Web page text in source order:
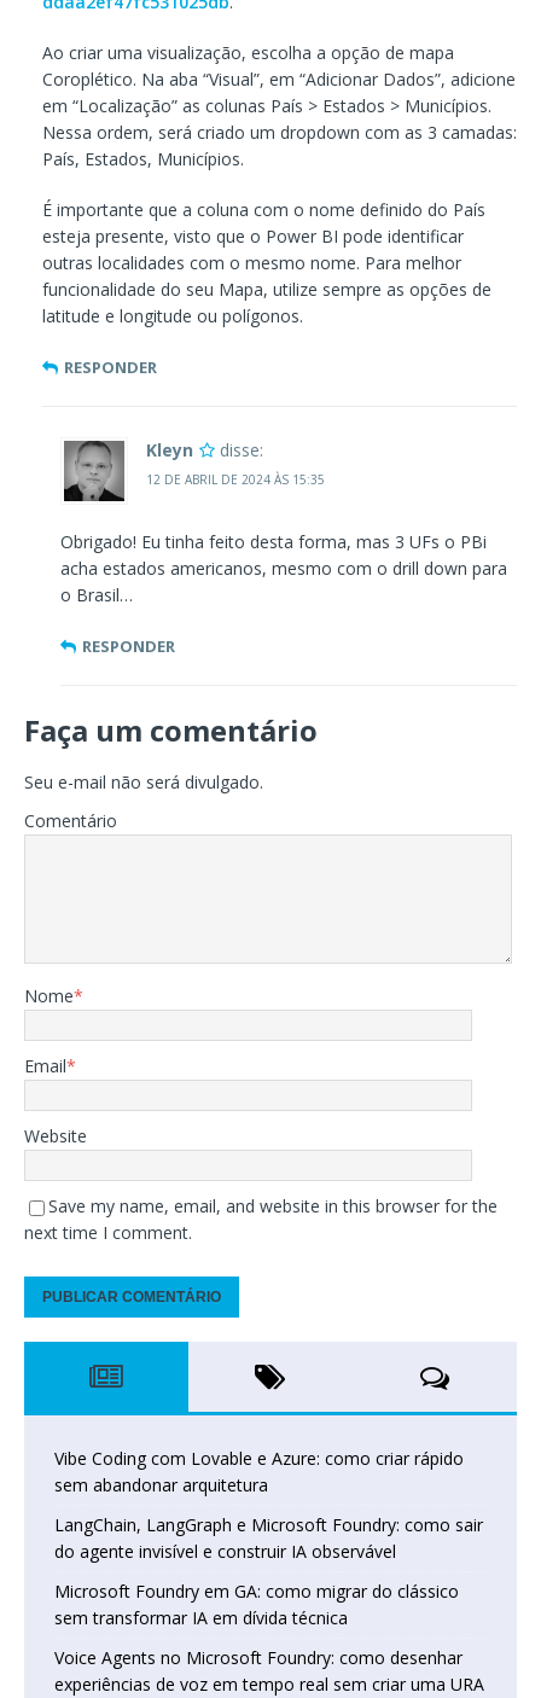
Ao criar uma visualização, escolha a opção de mapa
Coroplético. Na aba “Visual”, em “Adicionar Dados”, adicione
em “Localização” as colunas País > Estados > Municípios.
Nessa ordem, será criado um dropdown com as 3 camadas:
País, Estados, Municípios.
É importante que a coluna com o nome definido do País
esteja presente, visto que o Power BI pode identificar
outras localidades com o mesmo nome. Para melhor
funcionalidade do seu Mapa, utilize sempre as opções de
latitude e longitude ou polígonos.
RESPONDER
Kleyn disse:
12 DE ABRIL DE 2024 ÀS 15:35
Obrigado! Eu tinha feito desta forma, mas 3 UFs o PBi
acha estados americanos, mesmo com o drill down para
o Brasil…
RESPONDER
Faça um comentário
Seu e-mail não será divulgado.
Comentário
Nome*
Email*
Website
Save my name, email, and website in this browser for the
next time I comment.
Vibe Coding com Lovable e Azure: como criar rápido
sem abandonar arquitetura
LangChain, LangGraph e Microsoft Foundry: como sair
do agente invisível e construir IA observável
Microsoft Foundry em GA: como migrar do clássico
sem transformar IA em dívida técnica
Voice Agents no Microsoft Foundry: como desenhar
experiências de voz em tempo real sem criar uma URA